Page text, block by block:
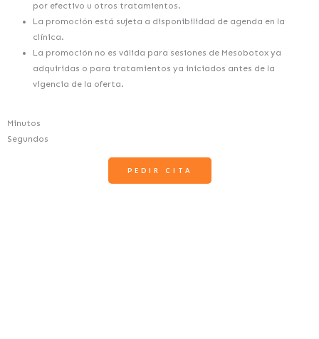
por efectivo u otros tratamientos.
La promoción está sujeta a disponibilidad de agenda en la
clínica.
La promoción no es válida para sesiones de Mesobotox ya
adquiridas o para tratamientos ya iniciados antes de la
vigencia de la oferta.
Minutos
Segundos
PEDIR CITA